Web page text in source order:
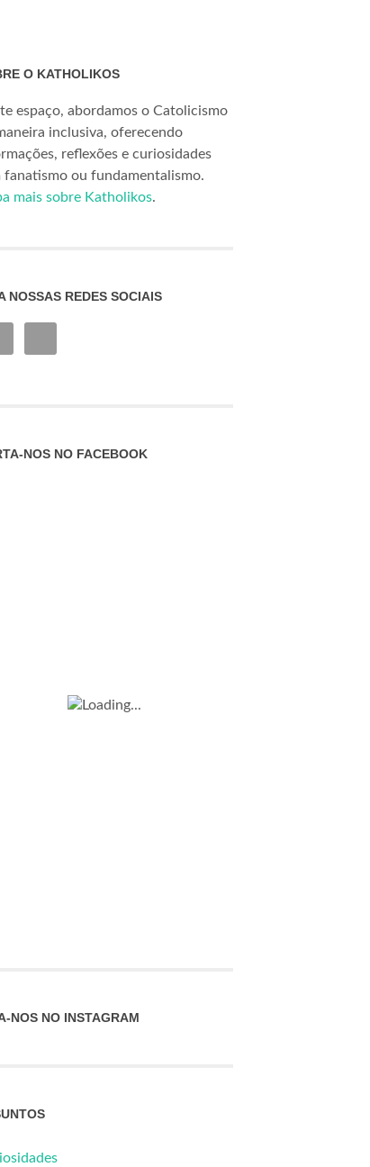
O KATHOLIKOS
espaço, abordamos o Catolicismo
inclusiva, oferecendo
reflexões e curiosidades
fanatismo ou fundamentalismo.
mais sobre Katholikos.
NOSSAS REDES SOCIAIS
NOS NO FACEBOOK
NOS NO INSTAGRAM